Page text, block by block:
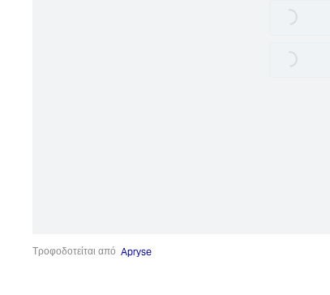
Loading...
Loading...
Τροφοδοτείται από Apryse